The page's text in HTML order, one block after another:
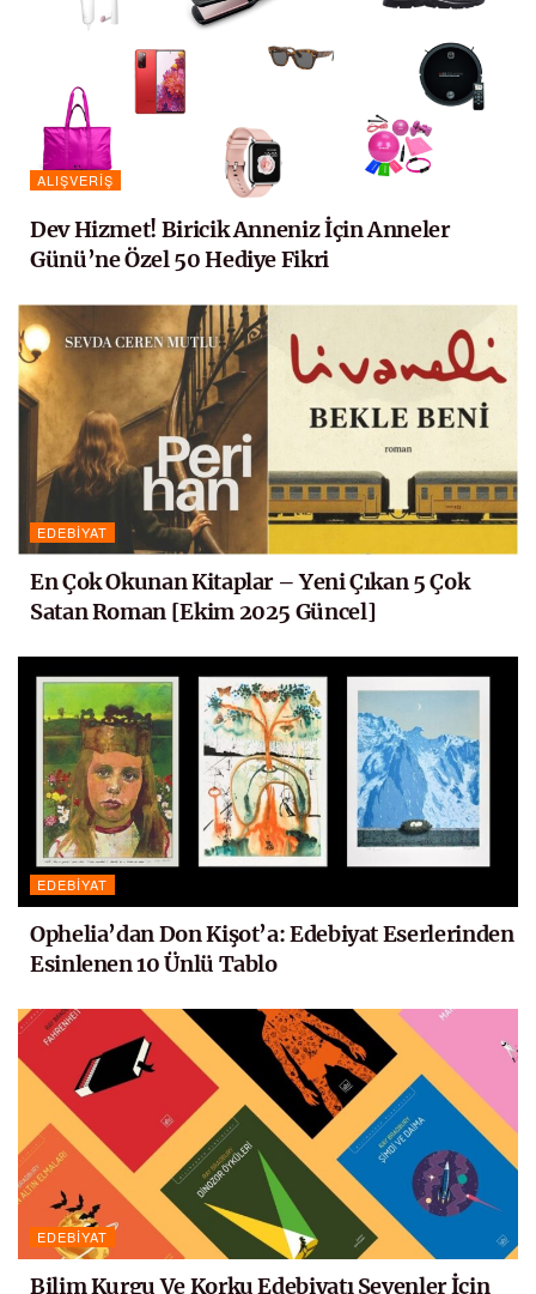
ALIŞVERIŞ
Dev Hizmet! Biricik Anneniz İçin Anneler
Günü’ne Özel 50 Hediye Fikri
EDEBIYAT
En Çok Okunan Kitaplar – Yeni Çıkan 5 Çok
Satan Roman [Ekim 2025 Güncel]
EDEBIYAT
Ophelia’dan Don Kişot’a: Edebiyat Eserlerinden
Esinlenen 10 Ünlü Tablo
EDEBIYAT
Bilim Kurgu Ve Korku Edebiyatı Sevenler İçin